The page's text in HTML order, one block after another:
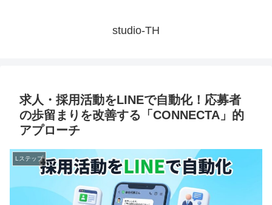
studio-TH
求人・採用活動をLINEで自動化！応募者
の歩留まりを改善する「CONNECTA」的
アプローチ
Lステップ